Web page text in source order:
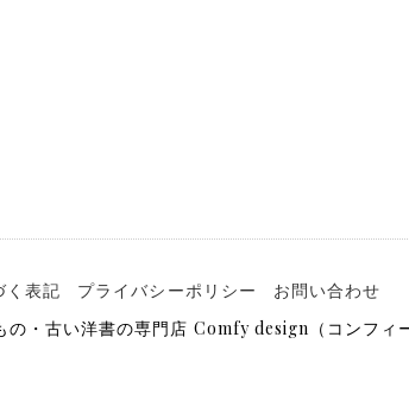
く表記 プライバシーポリシー
お問い合わせ
・古い洋書の専門店 Comfy design（コンフィ